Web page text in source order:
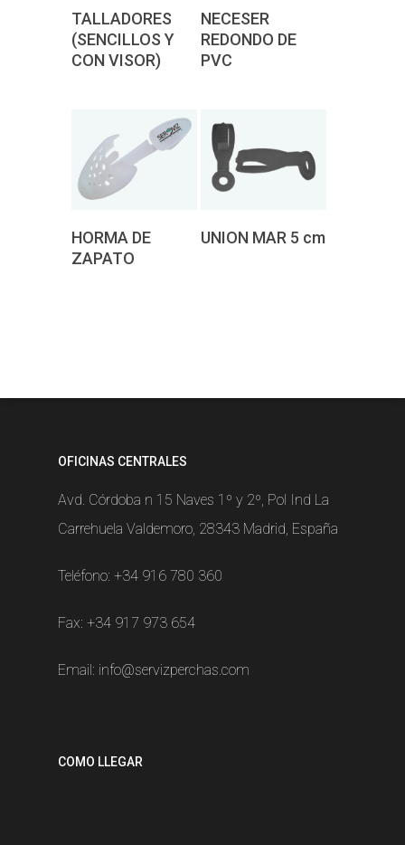
presupuesto
TALLADORES
(SENCILLOS Y
CON VISOR)
presupuesto
NECESER
REDONDO DE
PVC
presupuesto
HORMA DE
ZAPATO
presupuesto
UNION MAR 5 cm
OFICINAS CENTRALES
Avd. Córdoba n 15 Naves 1º y 2º, Pol Ind La
Carrehuela Valdemoro, 28343 Madrid, España
Teléfono: +34 916 780 360
Fax: +34 917 973 654
Email: info@servizperchas.com
COMO LLEGAR